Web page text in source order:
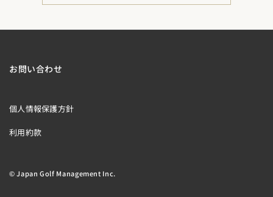
お問い合わせ
個人情報保護方針
利用約款
© Japan Golf Management Inc.